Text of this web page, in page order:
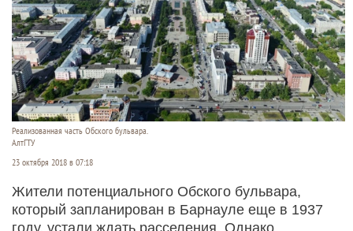
Реализованная часть Обского бульвара.
АлтГТУ
23 октября 2018 в 07:18
Жители потенциального Обского бульвара,
который запланирован в Барнауле еще в 1937